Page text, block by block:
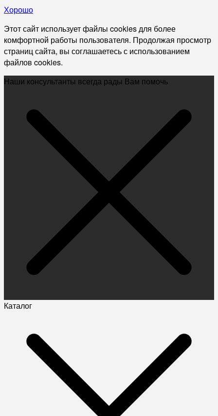
Хорошо
Этот сайт использует файлы cookies для более
комфортной работы пользователя. Продолжая просмотр
страниц сайта, вы соглашаетесь с использованием
файлов cookies.
Наши консультанты всегда рады Вам помочь
Каталог